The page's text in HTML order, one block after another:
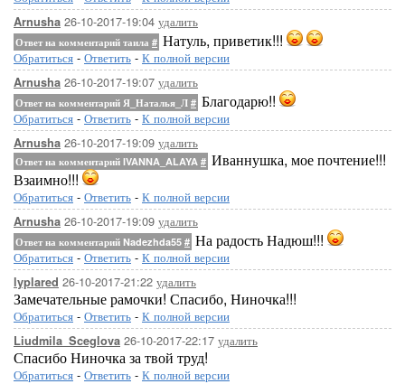
Arnusha 26-10-2017-19:04 удалить
Ответ на комментарий таила # Натуль, приветик!!!
Обратиться - Ответить - К полной версии
Arnusha 26-10-2017-19:07 удалить
Ответ на комментарий Я_Наталья_Л # Благодарю!!
Обратиться - Ответить - К полной версии
Arnusha 26-10-2017-19:09 удалить
Ответ на комментарий IVANNA_ALAYA # Иваннушка, мое почтение!!!
Взаимно!!!
Обратиться - Ответить - К полной версии
Arnusha 26-10-2017-19:09 удалить
Ответ на комментарий Nadezhda55 # На радость Надюш!!!
Обратиться - Ответить - К полной версии
lyplared 26-10-2017-21:22 удалить
Замечательные рамочки! Спасибо, Ниночка!!!
Обратиться - Ответить - К полной версии
Liudmila_Sceglova 26-10-2017-22:17 удалить
Спасибо Ниночка за твой труд!
Обратиться - Ответить - К полной версии